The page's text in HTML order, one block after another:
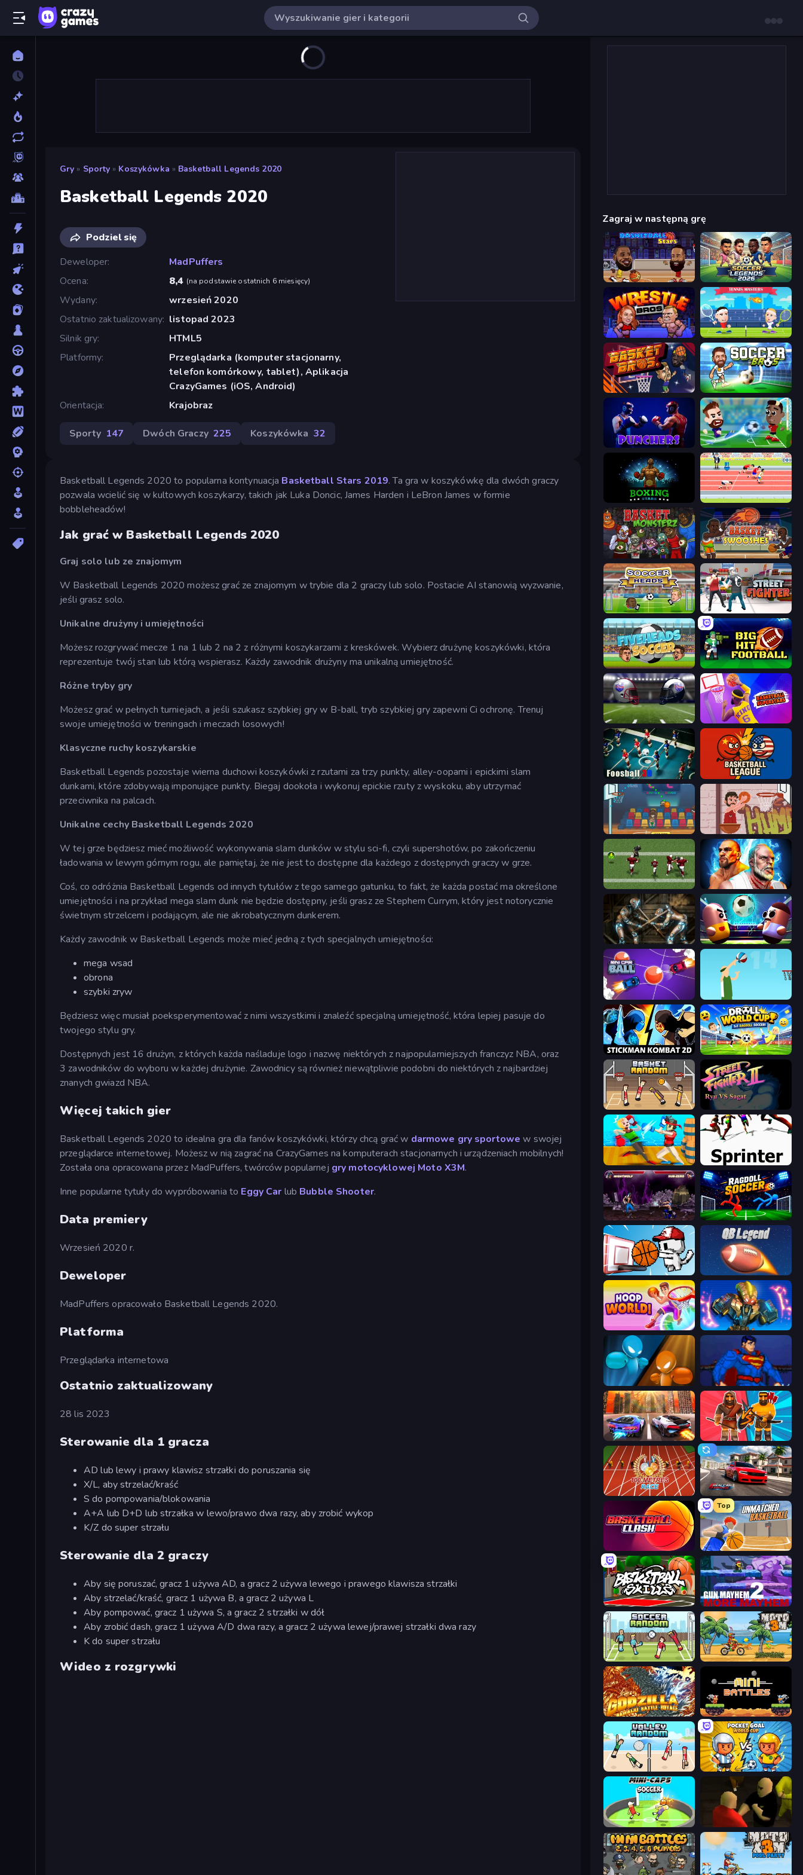
Gry » Sporty » Koszykówka » Basketball Legends 2020
Basketball Legends 2020
Podziel się
Deweloper
MadPuffers
Ocena
8,4 (na podstawie ostatnich 6 miesięcy)
Wydany
wrzesień 2020
Ostatnio zaktualizowany listopad 2023
Silnik gry
HTML5
Platformy
Przeglądarka (komputer stacjonarny,
telefon komórkowy, tablet), Aplikacja
CrazyGames (iOS, Android)
Orientacja
Krajobraz
Sporty 147 Dwóch Graczy 225 Koszykówka 32
Basketball Legends 2020 to popularna kontynuacja Basketball Stars 2019. Ta gra w koszykówkę dla dwóch graczy
pozwala wcielić się w kultowych koszykarzy, takich jak Luka Doncic, James Harden i LeBron James w formie
bobbleheadów!
Jak grać w Basketball Legends 2020
Graj solo lub ze znajomym
W Basketball Legends 2020 możesz grać ze znajomym w trybie dla 2 graczy lub solo. Postacie AI stanowią wyzwanie,
jeśli grasz solo.
Unikalne drużyny i umiejętności
Możesz rozgrywać mecze 1 na 1 lub 2 na 2 z różnymi koszykarzami z kreskówek. Wybierz drużynę koszykówki, która
reprezentuje twój stan lub którą wspierasz. Każdy zawodnik drużyny ma unikalną umiejętność.
Różne tryby gry
Możesz grać w pełnych turniejach, a jeśli szukasz szybkiej gry w B-ball, tryb szybkiej gry zapewni Ci ochronę. Trenuj
swoje umiejętności w treningach i meczach losowych!
Klasyczne ruchy koszykarskie
Basketball Legends pozostaje wierna duchowi koszykówki z rzutami za trzy punkty, alley-oopami i epickimi slam
dunkami, które zdobywają imponujące punkty. Biegaj dookoła i wykonuj epickie rzuty z wyskoku, aby utrzymać
przeciwnika na palcach.
Unikalne cechy Basketball Legends 2020
W tej grze będziesz mieć możliwość wykonywania slam dunków w stylu sci-fi, czyli supershotów, po zakończeniu
ładowania w lewym górnym rogu, ale pamiętaj, że nie jest to dostępne dla każdego z dostępnych graczy w grze.
Coś, co odróżnia Basketball Legends od innych tytułów z tego samego gatunku, to fakt, że każda postać ma określone
umiejętności i na przykład mega slam dunk nie będzie dostępny, jeśli grasz ze Stephem Currym, który jest notorycznie
świetnym strzelcem i podającym, ale nie akrobatycznym dunkerem.
Każdy zawodnik w Basketball Legends może mieć jedną z tych specjalnych umiejętności:
mega wsad
obrona
szybki zryw
Będziesz więc musiał poeksperymentować z nimi wszystkimi i znaleźć specjalną umiejętność, która lepiej pasuje do
twojego stylu gry.
Dostępnych jest 16 drużyn, z których każda naśladuje logo i nazwę niektórych z najpopularniejszych franczyz NBA, oraz
3 zawodników do wyboru w każdej drużynie. Zawodnicy są również niewątpliwie podobni do niektórych z najbardziej
znanych gwiazd NBA.
Więcej takich gier
Basketball Legends 2020 to idealna gra dla fanów koszykówki, którzy chcą grać w darmowe gry sportowe w swojej
przeglądarce internetowej. Możesz w nią zagrać na CrazyGames na komputerach stacjonarnych i urządzeniach mobilnych!
Została ona opracowana przez MadPuffers, twórców popularnej gry motocyklowej Moto X3M.
Inne popularne tytuły do wypróbowania to Eggy Car lub Bubble Shooter.
Data premiery
Wrzesień 2020 r.
Deweloper
MadPuffers opracowało Basketball Legends 2020.
Platforma
Przeglądarka internetowa
Ostatnio zaktualizowany
28 lis 2023
Sterowanie dla 1 gracza
AD lub lewy i prawy klawisz strzałki do poruszania się
X/L, aby strzelać/kraść
S do pompowania/blokowania
A+A lub D+D lub strzałka w lewo/prawo dwa razy, aby zrobić wykop
K/Z do super strzału
Sterowanie dla 2 graczy
Aby się poruszać, gracz 1 używa AD, a gracz 2 używa lewego i prawego klawisza strzałki
Aby strzelać/kraść, gracz 1 używa B, a gracz 2 używa L
Aby pompować, gracz 1 używa S, a gracz 2 strzałki w dół
Aby zrobić dash, gracz 1 używa A/D dwa razy, a gracz 2 używa lewej/prawej strzałki dwa razy
K do super strzału
Wideo z rozgrywki
Zagraj w następną grę
Basketball Stars Soccer Legends 2026
Wrestle Bros Tennis Masters
BasketBros Soccer Bros
Punchers Soccer Masters: Euro 2020
Boxing Stars Sports Hero
Basket Monsterz Basket Swooshes Plus
Soccer Heads Street Fighter Simulator
Fiveheads Soccer Big Hit Football
4th and Goal 2019 Basketball Superstars
Foosball 3D Basketball League
Basket Champs Basket Slam Dunk 2
Return Man 2 Fighter Legends Duo
Striker Dummies Pill Soccer
Mini Car Ball Street Ball Jam
Stickman Kombat 2D Droll World Cup
Basket Random Street Fighter 2
Funny Ragdoll Wrestlers Sprinter
Mortal Kombat Karnage Ragdoll Soccer 2 Players
Basket Cats 2 Minute Football QB Legend
Hoop World 3D Ultimate Robo Duel 3D
Drunken Boxing Injustice Gods Among Us
Night City Racing Medieval Battle 2P
100 Meters Race Real Car Driving
Basketball Clash
Top
Unmatched Basketball
Basketball Skills Gun Mayhem 2
Soccer Random Moto X3M
Godzilla Daikaiju Battle Royale 12 MiniBattles
Volley Random Pocket Goal: World Cup
Mini-Caps: Soccer